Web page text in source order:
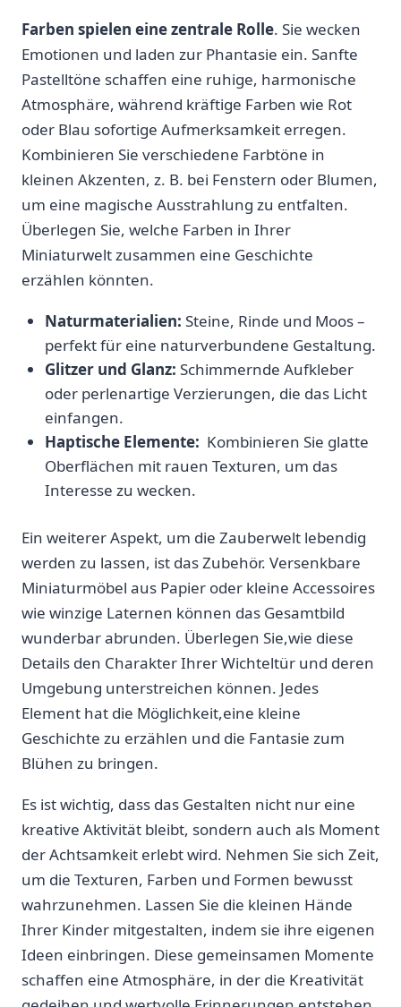
Farben spielen eine zentrale Rolle.⁢ Sie wecken
Emotionen und laden​ zur Phantasie ein. Sanfte
‍Pastelltöne schaffen eine ruhige, harmonische
Atmosphäre, während kräftige ⁢Farben wie Rot
oder Blau sofortige Aufmerksamkeit erregen.
Kombinieren Sie verschiedene Farbtöne in
kleinen Akzenten, z. B. bei Fenstern​ oder Blumen,
um eine magische Ausstrahlung zu entfalten.
Überlegen Sie, welche Farben in Ihrer
Miniaturwelt zusammen eine Geschichte
erzählen könnten.
Naturmaterialien: Steine, Rinde und Moos –
perfekt für eine naturverbundene Gestaltung.
Glitzer⁢ und Glanz: Schimmernde⁢ Aufkleber
oder perlenartige ⁣Verzierungen, die das‌ Licht
einfangen.
Haptische​ Elemente: ⁤ Kombinieren Sie glatte
Oberflächen mit rauen Texturen,⁤ um das
Interesse zu wecken.
Ein weiterer Aspekt, um die Zauberwelt lebendig
werden zu⁣ lassen, ist​ das Zubehör. Versenkbare
Miniaturmöbel aus Papier oder kleine Accessoires
wie ⁢winzige Laternen können das Gesamtbild
wunderbar abrunden. Überlegen Sie,wie diese
Details den Charakter Ihrer Wichteltür und deren
Umgebung unterstreichen können. Jedes
Element hat die ⁣Möglichkeit,eine kleine
‌Geschichte zu erzählen und die Fantasie zum
Blühen zu‌ bringen.
Es ist wichtig, dass das Gestalten nicht⁢ nur eine
kreative Aktivität bleibt, sondern auch als Moment
der Achtsamkeit ⁤erlebt wird. Nehmen Sie sich Zeit,
um die Texturen, Farben und ⁢Formen bewusst⁣
wahrzunehmen. Lassen Sie die kleinen Hände
Ihrer Kinder mitgestalten, indem sie ihre eigenen
‍Ideen einbringen. Diese gemeinsamen Momente
schaffen eine Atmosphäre,‍ in der die ⁢Kreativität